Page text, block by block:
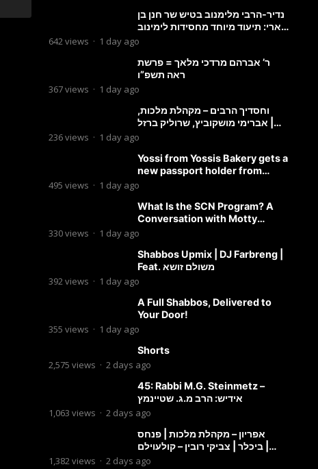
נדיר-הרבי מלימנוב בטיש שר חנן בן
ארי: תיעוד מיוחד מחסידות לימינוב
642views · 1 day ago
ר’ אברהם מרדכי מלאך = פרשת
ראה תשפ”ו
367views · 1 day ago
וחסדיך הרבים – מקהלת מלכות,
אברימי מושקוביץ, שרוליק ברזל |
Malchus Choir
236views · 1 day ago
Yossi from Yossis Bakery gets a
new passport holder from
Globekeeper.co
495 views · 1 day ago
What Is the SCN Program? A
Conversation with Motty
Solomon
330views · 1 day ago
Shabbos Upmix | DJ Farbreng |
Feat. משולם זושא
392views · 1 day ago
A Full Shabbos, Delivered to
Your Door!
355 views · 1 day ago
Shorts
2,575 views · 2 days ago
45: Rabbi M.G. Steinmetz –
אידיש: הרב מ.ג. שטיינמץ
1,063 views · 2 days ago
אפריון – מקהלת מלכות | פנחס
ביכלר | צביקי רובין – קולעוילם |
Malchus Choir, Tzviki Rubin
1,382views · 2 days ago